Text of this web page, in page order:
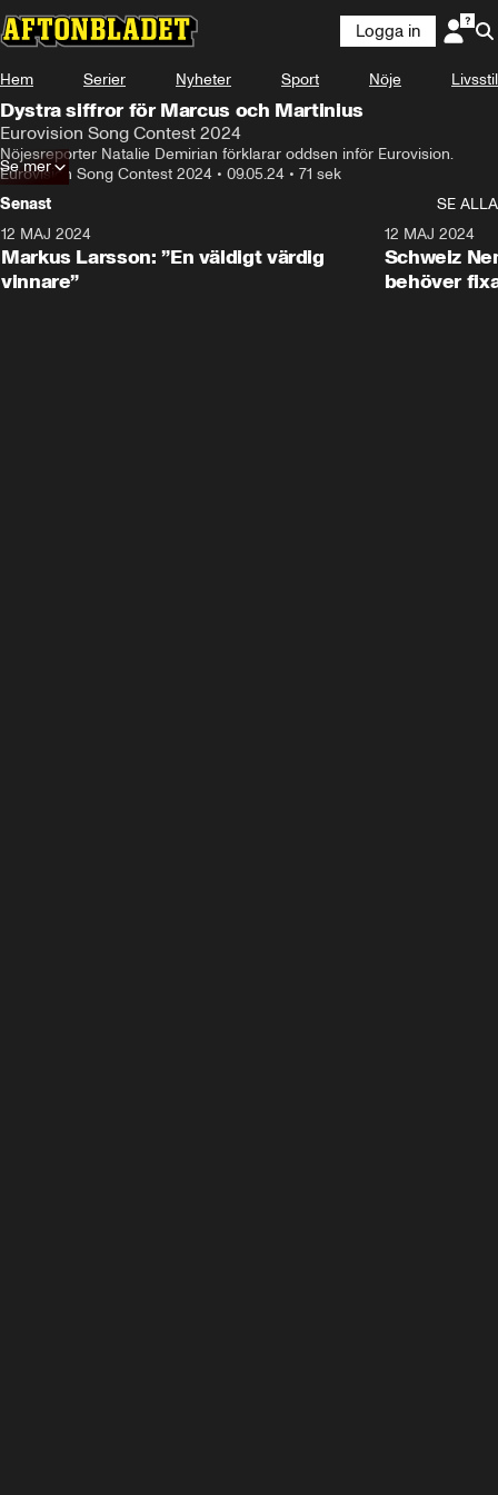
Logga in
Hem Serier Nyheter Sport Nöje Livsstil
Dystra siffror för Marcus och Martinius
Eurovision Song Contest 2024
Nöjesreporter Natalie Demirian förklarar oddsen inför Eurovision.
Eurovision Song Contest 2024 • 09.05.24 • 71 sek
Se mer
Senast
SE ALLA
12 MAJ 2024
Markus Larsson: ”En väldigt värdig
vinnare”
12 MAJ 2024
Schweiz
behöver